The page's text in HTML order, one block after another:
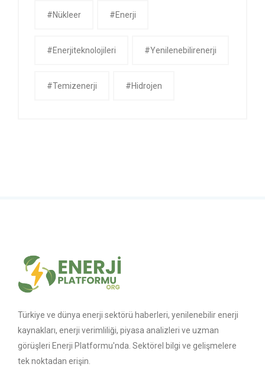
#nükleer #Enerji
#enerjiteknolojileri #yenilenebilirenerji
#temizenerji #Hidrojen
Türkiye ve dünya enerji sektörü haberleri, yenilenebilir enerji
kaynakları, enerji verimliliği, piyasa analizleri ve uzman
görüşleri Enerji Platformu'nda. Sektörel bilgi ve gelişmelere
tek noktadan erişin.